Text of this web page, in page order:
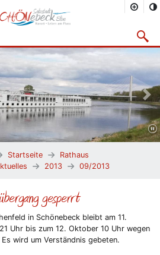
Startseite
Rathaus
2013 09/2013
gesperrt
in Schönebeck bleibt am 11.
Uhr bis zum 12. Oktober 10 Uhr wegen
wird um Verständnis gebeten.